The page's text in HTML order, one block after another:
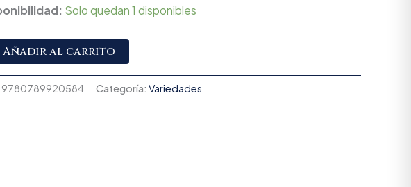
Solo quedan 1 disponibles
Añadir al carrito
9780789920584 Categoría: Variedades